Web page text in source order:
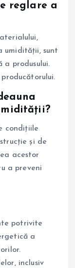
reglare a
umidității, sunt
a produsului.
condițiile
și de
acestor
a preveni
potrivite
a
inclusiv